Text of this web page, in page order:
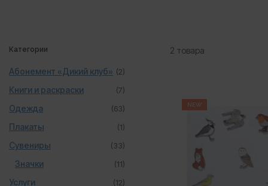
2 товара
NEW
Категории
Абонемент «Дикий клуб» (2)
Книги и раскраски (7)
Одежда (63)
Плакаты (1)
Сувениры (33)
Значки (11)
Услуги (12)